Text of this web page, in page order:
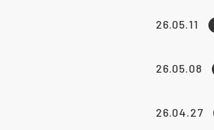
26.05.11
26.05.08
26.04.27